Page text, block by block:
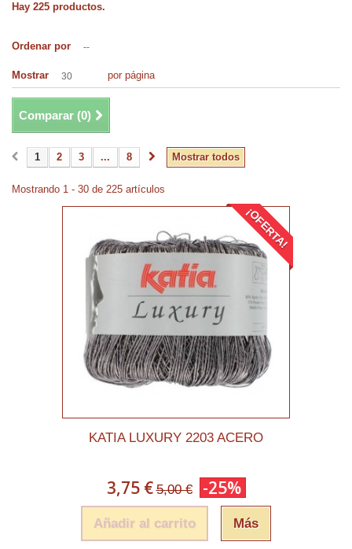
Hay 225 productos.
Ordenar por --
Mostrar 30 por página
Comparar (0)
Mostrar todos
1 2 3 ... 8
Mostrando 1 - 30 de 225 artículos
¡OFERTA!
KATIA LUXURY 2203 ACERO
3,75 € 5,00 € -25%
Añadir al carrito Más